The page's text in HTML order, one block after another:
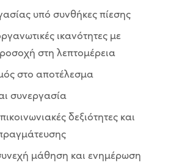
υπό συνθήκες πίεσης
ικανότητες με
στη λεπτομέρεια
στο αποτέλεσμα
συνεργασία
δεξιότητες και
μάθηση και ενημέρωση